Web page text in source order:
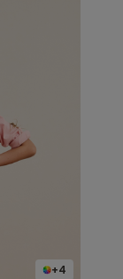
+4